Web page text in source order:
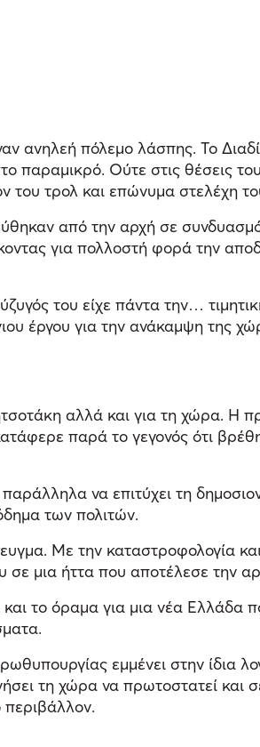
ανηλεή πόλεμο λάσπης. Το
Ούτε στις θέσεις
του τρολ και επώνυμα στελέχη
από την αρχή σε
για πολλοστή φορά την
του είχε πάντα την…
έργου για την ανάκαμψη της
αλλά και για τη χώρα.
παρά το γεγονός ότι
να επιτύχει τη
των πολιτών.
Με την καταστροφολογία
σε μια ήττα που αποτέλεσε την
το όραμα για μια νέα Ελλάδα
εμμένει στην ίδια
τη χώρα να πρωτοστατεί και